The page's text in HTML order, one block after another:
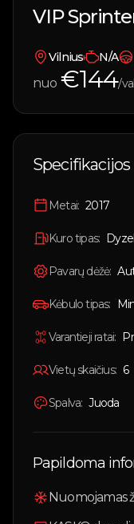
Parduodami
Vandens
Kontaktai
🇱🇹
🇬🇧
Prisijungti
VIP
Vilnius N/A
nuo €144/
Specifikacijos
Metai: 2017
Kuro tipas:
Pavarų dėžė:
Kėbulo tipas:
Varantieji ratai:
Vietų skaičius: 6
Spalva: Juoda
Papildoma
Nuomojamas